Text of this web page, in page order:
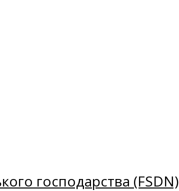
господарства (FSDN)